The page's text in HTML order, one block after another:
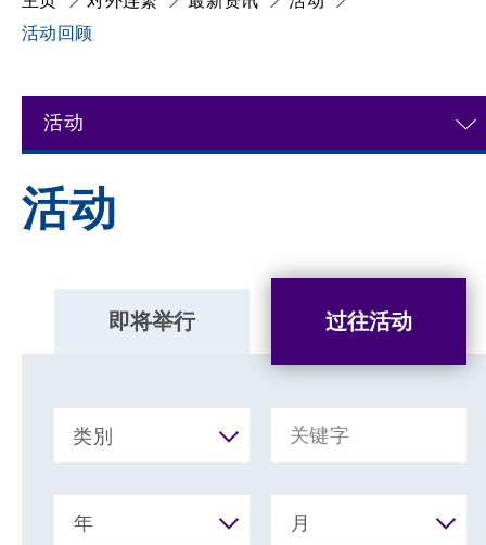
活动回顾
活动
活动
即将举行 过往活动
类別
年 月